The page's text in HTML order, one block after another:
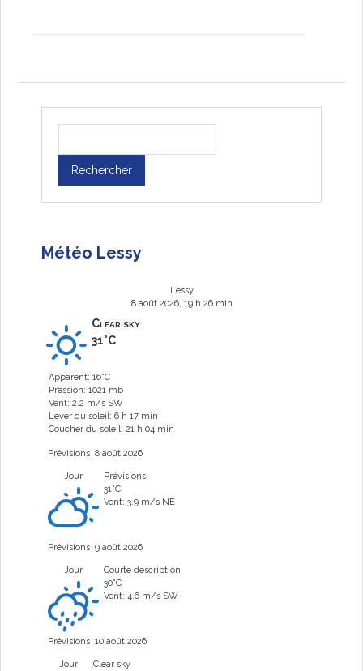
Météo Lessy
Lessy
8 août 2026, 19 h 26 min
Clear sky
31°C
Apparent: 16°C
Pression: 1021 mb
Vent: 2.2 m/s SW
Lever du soleil: 6 h 17 min
Coucher du soleil: 21 h 04 min
Prévisions 8 août 2026
Jour
Prévisions
31°C
Vent: 3.9 m/s NE
Prévisions 9 août 2026
Jour
Courte description
30°C
Vent: 4.6 m/s SW
Prévisions 10 août 2026
Jour
Clear sky